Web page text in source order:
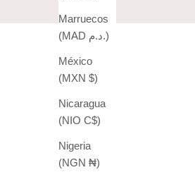
Marruecos
(MAD د.م.)
México
(MXN $)
Nicaragua
(NIO C$)
Nigeria
(NGN ₦)